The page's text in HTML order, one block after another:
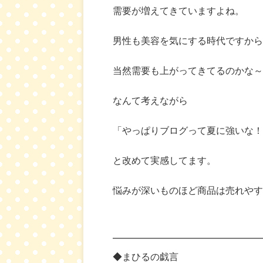
需要が増えてきていますよね。
男性も美容を気にする時代ですから
当然需要も上がってきてるのかな～
なんて考えながら
「やっぱりブログって夏に強いな！
と改めて実感してます。
悩みが深いものほど商品は売れや
◆まひるの戯言